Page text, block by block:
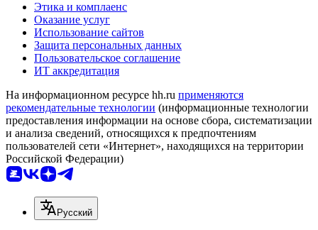
Этика и комплаенс
Оказание услуг
Использование сайтов
Защита персональных данных
Пользовательское соглашение
ИТ аккредитация
На информационном ресурсе hh.ru применяются
рекомендательные технологии (информационные технологии
предоставления информации на основе сбора, систематизации
и анализа сведений, относящихся к предпочтениям
пользователей сети «Интернет», находящихся на территории
Российской Федерации)
Русский